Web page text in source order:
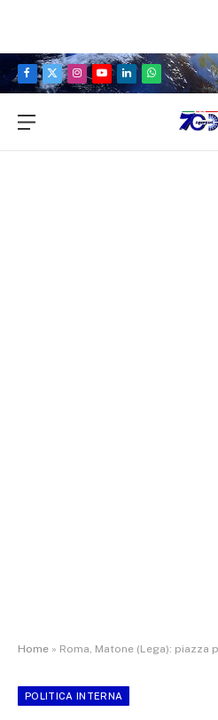
Facebook
X
Instagram
YouTubeLinkedInWhatsApp
Home » Roma, Matone (Lega): piazza pagata
POLITICA INTERNA